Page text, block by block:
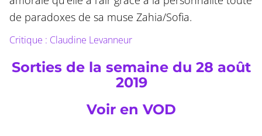
de paradoxes de sa muse Zahia/Sofia.
Critique : Claudine Levanneur
Sorties de la semaine du 28 août
2019
Voir en VOD